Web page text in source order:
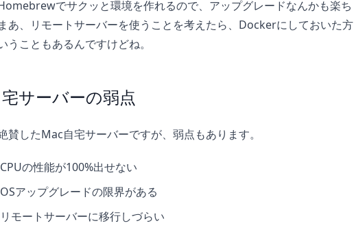
でサクッと環境を作れるので、アップグレードなんかも楽ち
あ、リモートサーバーを使うことを考えたら、Dockerにしておいた方
うこともあるんですけどね。
サーバーの弱点
賛したMac自宅サーバーですが、弱点もあります。
CPUの性能が100%出せない
OSアップグレードの限界がある
リモートサーバーに移行しづらい